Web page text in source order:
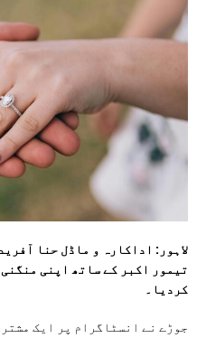
لاہور: اداکارہ و ماڈل حنا
تیمور اکبر کے ساتھ اپنی
کردیا۔
جوڑے نے انسٹاگرام پر ایک